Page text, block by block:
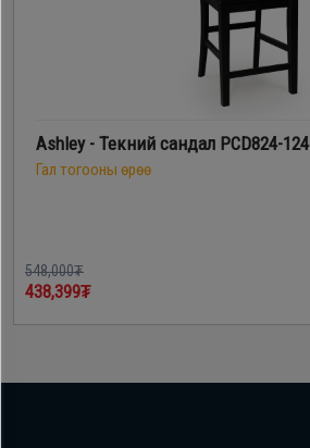
Ashley - Текний сандал PCD824-124
Гал тогооны өрөө
548,000₮
438,399₮